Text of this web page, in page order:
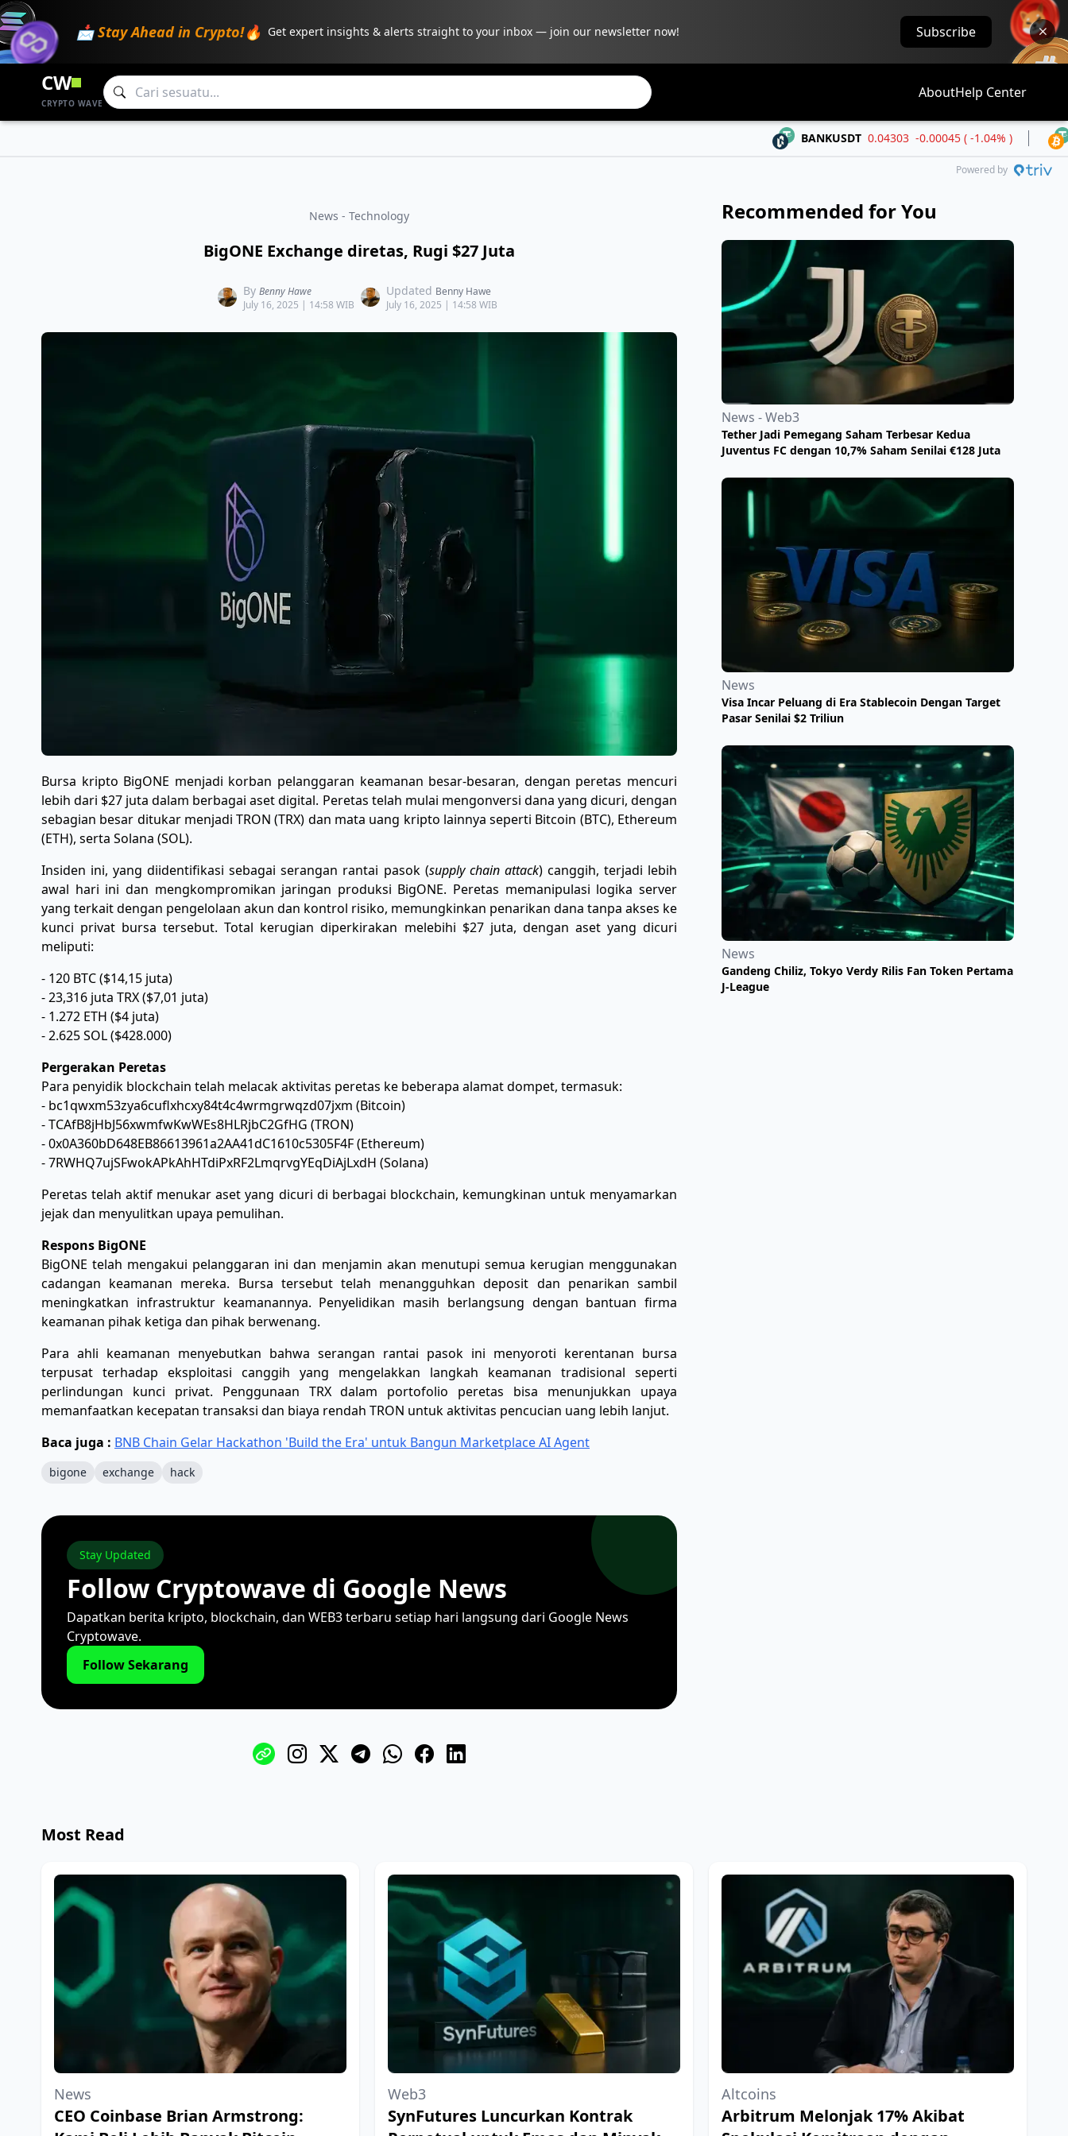
📩 Stay Ahead in Crypto!🔥 Get expert insights & alerts straight to your inbox — join our newsletter now! Subscribe
CW
CRYPTO WAVE
AboutHelp Center
BANKUSDT 0.04303 -0.00045 ( -1.04% ) BTCUSDT
Powered by
News - Technology
BigONE Exchange diretas, Rugi $27 Juta
By Benny Hawe
July 16, 2025 | 14:58 WIB
Updated Benny Hawe
July 16, 2025 | 14:58 WIB
Bursa kripto BigONE menjadi korban pelanggaran keamanan besar-besaran, dengan peretas mencuri
lebih dari $27 juta dalam berbagai aset digital. Peretas telah mulai mengonversi dana yang dicuri, dengan
sebagian besar ditukar menjadi TRON (TRX) dan mata uang kripto lainnya seperti Bitcoin (BTC), Ethereum
(ETH), serta Solana (SOL).
Insiden ini, yang diidentifikasi sebagai serangan rantai pasok (supply chain attack) canggih, terjadi lebih
awal hari ini dan mengkompromikan jaringan produksi BigONE. Peretas memanipulasi logika server
yang terkait dengan pengelolaan akun dan kontrol risiko, memungkinkan penarikan dana tanpa akses ke
kunci privat bursa tersebut. Total kerugian diperkirakan melebihi $27 juta, dengan aset yang dicuri
meliputi:
- 120 BTC ($14,15 juta)
- 23,316 juta TRX ($7,01 juta)
- 1.272 ETH ($4 juta)
- 2.625 SOL ($428.000)
Pergerakan Peretas
Para penyidik blockchain telah melacak aktivitas peretas ke beberapa alamat dompet, termasuk:
- bc1qwxm53zya6cuflxhcxy84t4c4wrmgrwqzd07jxm (Bitcoin)
- TCAfB8jHbJ56xwmfwKwWEs8HLRjbC2GfHG (TRON)
- 0x0A360bD648EB86613961a2AA41dC1610c5305F4F (Ethereum)
- 7RWHQ7ujSFwokAPkAhHTdiPxRF2LmqrvgYEqDiAjLxdH (Solana)
Peretas telah aktif menukar aset yang dicuri di berbagai blockchain, kemungkinan untuk menyamarkan
jejak dan menyulitkan upaya pemulihan.
Respons BigONE
BigONE telah mengakui pelanggaran ini dan menjamin akan menutupi semua kerugian menggunakan
cadangan keamanan mereka. Bursa tersebut telah menangguhkan deposit dan penarikan sambil
meningkatkan infrastruktur keamanannya. Penyelidikan masih berlangsung dengan bantuan firma
keamanan pihak ketiga dan pihak berwenang.
Para ahli keamanan menyebutkan bahwa serangan rantai pasok ini menyoroti kerentanan bursa
terpusat terhadap eksploitasi canggih yang mengelakkan langkah keamanan tradisional seperti
perlindungan kunci privat. Penggunaan TRX dalam portofolio peretas bisa menunjukkan upaya
memanfaatkan kecepatan transaksi dan biaya rendah TRON untuk aktivitas pencucian uang lebih lanjut.
Baca juga : BNB Chain Gelar Hackathon 'Build the Era' untuk Bangun Marketplace AI Agent
bigone exchange hack
Stay Updated
Follow Cryptowave di Google News
Dapatkan berita kripto, blockchain, dan WEB3 terbaru setiap hari langsung dari Google News
Cryptowave.
Follow Sekarang
Recommended for You
News - Web3
Tether Jadi Pemegang Saham Terbesar Kedua
Juventus FC dengan 10,7% Saham Senilai €128 Juta
News
Visa Incar Peluang di Era Stablecoin Dengan Target
Pasar Senilai $2 Triliun
News
Gandeng Chiliz, Tokyo Verdy Rilis Fan Token Pertama
J-League
Most Read
News
CEO Coinbase Brian Armstrong:
Web3
SynFutures Luncurkan Kontrak
Altcoins
Arbitrum Melonjak 17% Akibat